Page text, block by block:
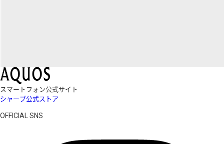
スマートフォン公式サイト
シャープ公式ストア
OFFICIAL SNS